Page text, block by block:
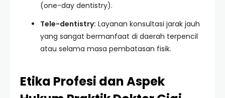
(one-day dentistry).
Tele-dentistry: Layanan konsultasi jarak jauh
yang sangat bermanfaat di daerah terpencil
atau selama masa pembatasan fisik.
Etika Profesi dan Aspek